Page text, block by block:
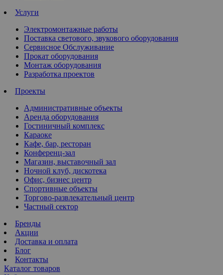
Услуги
Электромонтажные работы
Поставка светового, звукового оборудования
Сервисное Обслуживание
Прокат оборудования
Монтаж оборудования
Разработка проектов
Проекты
Административные объекты
Аренда оборудования
Гостиничный комплекс
Караоке
Кафе, бар, ресторан
Конференц-зал
Магазин, выставочный зал
Ночной клуб, дискотека
Офис, бизнес центр
Спортивные объекты
Торгово-развлекательный центр
Частный сектор
Бренды
Акции
Доставка и оплата
Блог
Контакты
Каталог товаров